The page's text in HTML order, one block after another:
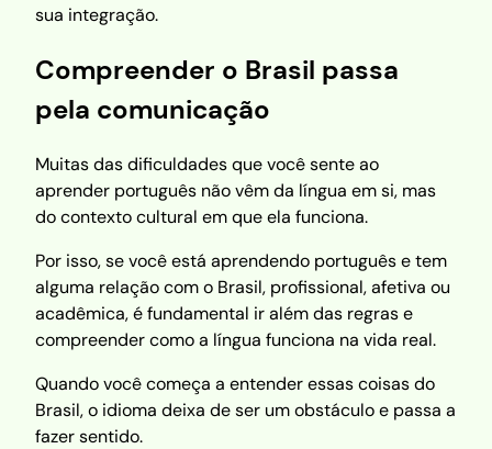
sua integração.
Compreender o Brasil passa
pela comunicação
Muitas das dificuldades que você sente ao
aprender português não vêm da língua em si, mas
do contexto cultural em que ela funciona.
Por isso, se você está aprendendo português e tem
alguma relação com o Brasil, profissional, afetiva ou
acadêmica, é fundamental ir além das regras e
compreender como a língua funciona na vida real.
Quando você começa a entender essas coisas do
Brasil, o idioma deixa de ser um obstáculo e passa a
fazer sentido.